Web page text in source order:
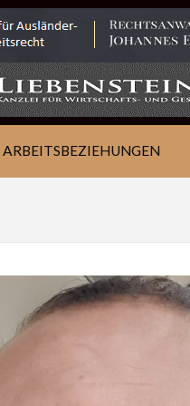
JOB
FINDEN
ÜBER
WSJ
ARBEITSBEZIEHUNGEN